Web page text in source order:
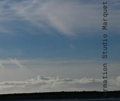
Formation Studio Marquet